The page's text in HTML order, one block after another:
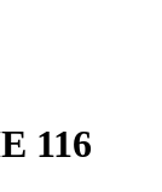
116